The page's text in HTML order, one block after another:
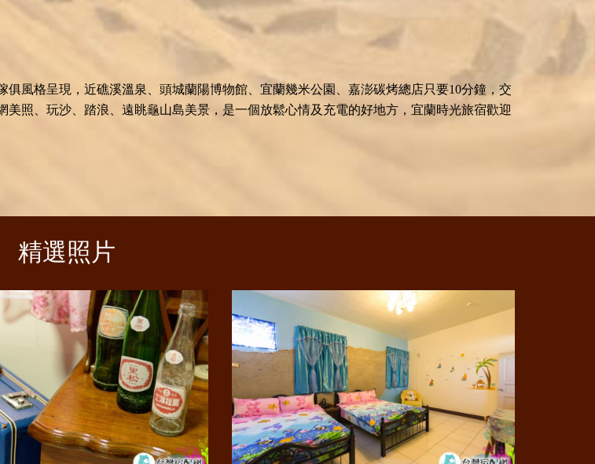
風格呈現，近礁溪溫泉、頭城蘭陽博物館、宜蘭幾米公園、嘉澎碳烤總店只要10分鐘，交
照、玩沙、踏浪、遠眺龜山島美景，是一個放鬆心情及充電的好地方，宜蘭時光旅宿歡迎
精選照片